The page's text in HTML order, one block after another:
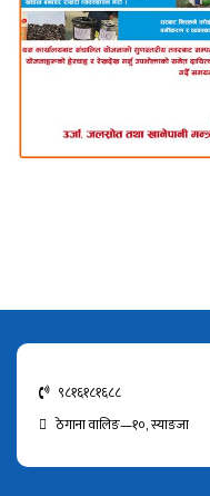
९८१६१८१६८८
ठेगाना वालिङ—१०, स्याङजा